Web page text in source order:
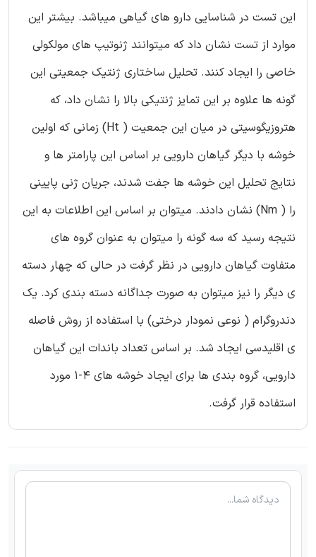
این تست در شناسایی دارو های گیاهی میباشد. بیشتر این
موارد از تست نشان داد که میتوانند ژنوتیپ های مولکولی
خاصی را ایجاد کنند. تحلیل ساختاری ژنتیک جمعیتی این
گونه ها علاوه بر این تمایز ژنتیکی بالا را نشان داد، که
هتروزیگوسیتی در میان این جمعیت ( Ht) زمانی که اولین
خوشه با دیگر گیاهان دارویی بر اساس این پارامتر ها و
نتایج تحلیل این خوشه ها جفت شدند، جریان ژنی پایینی
را ( Nm) نشان دادند. میتوان بر اساس این اطلاعات به این
نتیجه رسید که سه گونه را میتوان به عنوان گروه های
متفاوت گیاهان دارویی در نظر گرفت در حالی که چهار دسته
ی دیگر را نیز میتوان به صورت جداگانه دسته بندی کرد. یک
دندروگرام ( نوعی نمودار درختی) با استفاده از روش فاصله
ی اقلیدسی ایجاد شد. بر اساس تعداد باندات این گیاهان
دارویی، گروه بندی ها برای ایجاد خوشه های 4-1 مورد
استفاده قرار گرفت.